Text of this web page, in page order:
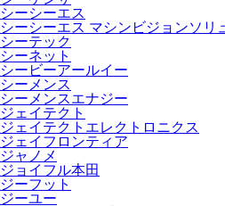
シーシーエス
シーシーエス マシンビジョンソリ
シーテック
シーネット
シービーアールイー
シーメンス
シーメンスエナジー
ジェイテクト
ジェイテクトエレクトロニクス
ジェイフロンティア
ジャノメ
ジョイフル本田
ジーフット
ジーユー